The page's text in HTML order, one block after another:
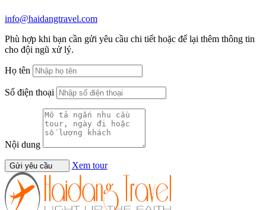
info@haidangtravel.com
Phù hợp khi bạn cần gửi yêu cầu chi tiết hoặc để lại thêm thông tin
cho đội ngũ xử lý.
Họ tên
Số điện thoại
Nội dung
Gửi yêu cầu Xem tour